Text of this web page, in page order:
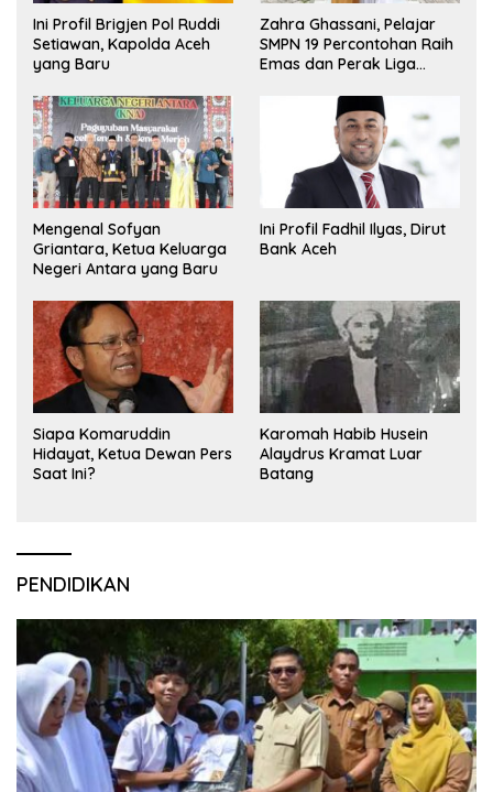
Ini Profil Brigjen Pol Ruddi
Setiawan, Kapolda Aceh
yang Baru
Zahra Ghassani, Pelajar
SMPN 19 Percontohan Raih
Emas dan Perak Liga
Mengenal Sofyan
Griantara, Ketua Keluarga
Negeri Antara yang Baru
Ini Profil Fadhil Ilyas, Dirut
Bank Aceh
Siapa Komaruddin
Hidayat, Ketua Dewan Pers
Saat Ini?
Karomah Habib Husein
Alaydrus Kramat Luar
Batang
PENDIDIKAN